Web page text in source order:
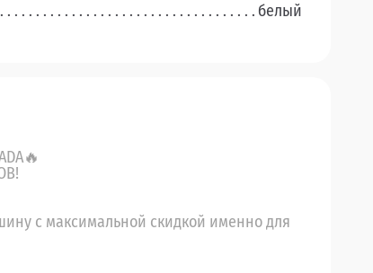
белый
с максимальной скидкой именно для